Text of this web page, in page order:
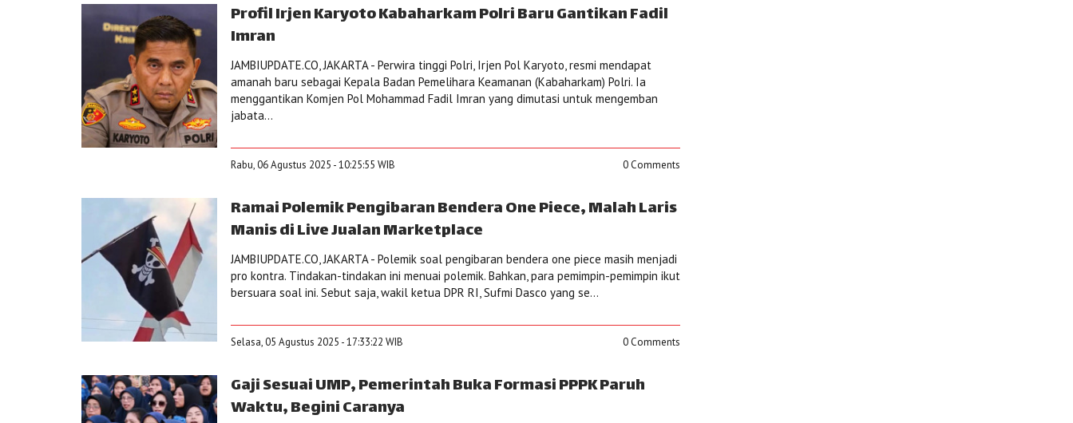
Profil Irjen Karyoto Kabaharkam Polri Baru Gantikan Fadil
Imran
JAMBIUPDATE.CO, JAKARTA - Perwira tinggi Polri, Irjen Pol Karyoto, resmi mendapat
amanah baru sebagai Kepala Badan Pemelihara Keamanan (Kabaharkam) Polri. Ia
menggantikan Komjen Pol Mohammad Fadil Imran yang dimutasi untuk mengemban
jabata...
Rabu, 06 Agustus 2025 - 10:25:55 WIB 0 Comments
Ramai Polemik Pengibaran Bendera One Piece, Malah Laris
Manis di Live Jualan Marketplace
JAMBIUPDATE.CO, JAKARTA - Polemik soal pengibaran bendera one piece masih menjadi
pro kontra. Tindakan-tindakan ini menuai polemik. Bahkan, para pemimpin-pemimpin ikut
bersuara soal ini. Sebut saja, wakil ketua DPR RI, Sufmi Dasco yang se...
Selasa, 05 Agustus 2025 - 17:33:22 WIB 0 Comments
Gaji Sesuai UMP, Pemerintah Buka Formasi PPPK Paruh
Waktu, Begini Caranya